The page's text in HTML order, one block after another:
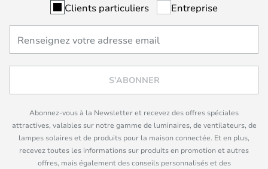
Clients particuliers Entreprise
S'ABONNER
Abonnez-vous à la Newsletter et recevez des offres spéciales
attractives, valables sur notre gamme de luminaires, de ventilateurs, de
lampes solaires et de produits pour la maison connectée. Et en plus,
recevez toutes les informations sur produits en promotion et autres
offres, mais également des conseils personnalisés et des